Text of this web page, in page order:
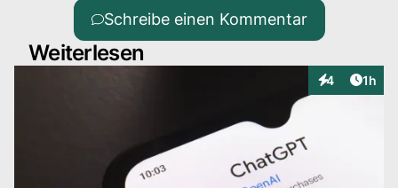
Schreibe einen Kommentar
Weiterlesen
4
Interaktionen
1h